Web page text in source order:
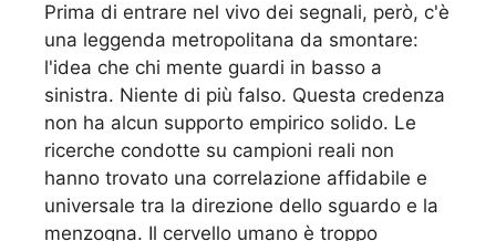
Prima di entrare nel vivo dei segnali, però, c'è
una leggenda metropolitana da smontare:
l'idea che chi mente guardi in basso a
sinistra. Niente di più falso. Questa credenza
non ha alcun supporto empirico solido. Le
ricerche condotte su campioni reali non
hanno trovato una correlazione affidabile e
universale tra la direzione dello sguardo e la
menzogna. Il cervello umano è troppo